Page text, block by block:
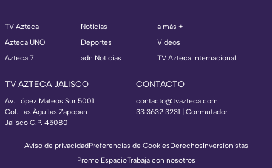
TV Azteca
Azteca UNO
Azteca 7
Noticias
Deportes
adn Noticias
a más +
Videos
TV Azteca Internacional
TV AZTECA JALISCO
Av. López Mateos Sur 5001
Col. Las Águilas Zapopan
Jalisco C.P. 45080
CONTACTO
contacto@tvazteca.com
33 3632 3231 | Conmutador
Aviso de privacidadPreferencias de CookiesDerechosInversionistas
Promo EspacioTrabaja con nosotros